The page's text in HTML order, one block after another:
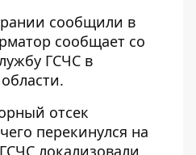
сообщили в
сообщает со
ГСЧС в
отсек
перекинулся на
локализовали